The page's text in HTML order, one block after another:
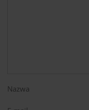
Nazwa